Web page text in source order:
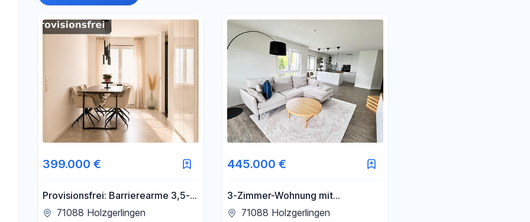
Filter für Preis zurücksetzen
Fläche -
Filter für Fläche zurücksetzen
399.000 €
Provisionsfrei: Barrierearme 3,5-
Zimmer-Wohnung in Holzgerlingen
71088 Holzgerlingen
445.000 €
3-Zimmer-Wohnung mit
gehobener Ausstattung in
71088 Holzgerlingen